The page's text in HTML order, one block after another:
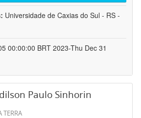
Universidade de Caxias do Sul - RS -
00:00:00 BRT 2023-Thu Dec 31
Paulo Sinhorin
TERRA